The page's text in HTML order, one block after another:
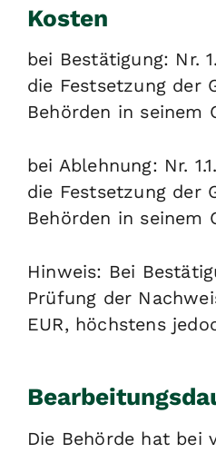
Kosten
bei Bestätigung: Nr.
die Festsetzung der
Behörden in seinem
bei Ablehnung: Nr.
die Festsetzung der
Behörden in seinem
Hinweis: Bei
Prüfung der
EUR, höchstens
Die Behörde hat bei